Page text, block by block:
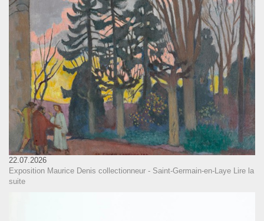
22.07.2026
Exposition Maurice Denis collectionneur - Saint-Germain-en-Laye Lire la
suite